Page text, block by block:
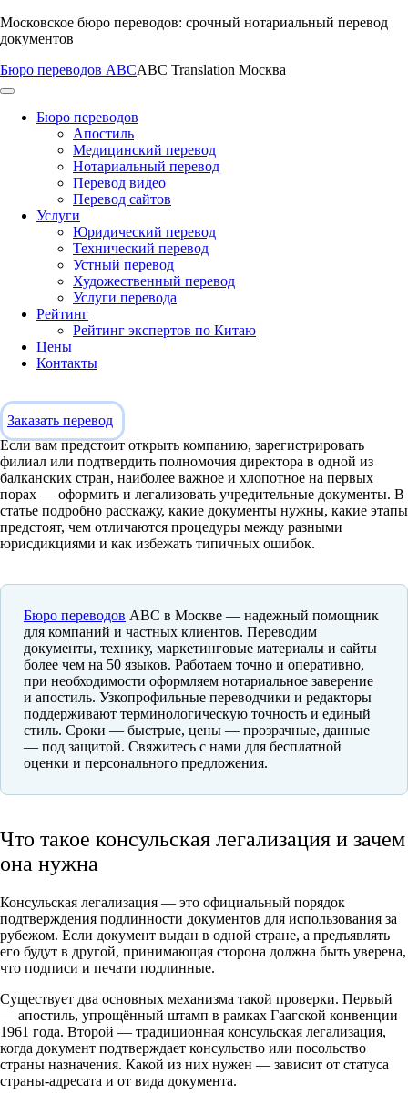
Перейти
к
Московское бюро переводов: срочный нотариальный перевод
документов
Бюро переводов ABCABC Translation Москва
Бюро переводов
Апостиль
Медицинский перевод
Нотариальный перевод
Перевод видео
Перевод сайтов
Услуги
Юридический перевод
Технический перевод
Устный перевод
Художественный перевод
Услуги перевода
Рейтинг
Рейтинг экспертов по Китаю
Цены
Контакты
Заказать перевод
Если вам предстоит открыть компанию, зарегистрировать
филиал или подтвердить полномочия директора в одной из
балканских стран, наиболее важное и хлопотное на первых
порах — оформить и легализовать учредительные документы. В
статье подробно расскажу, какие документы нужны, какие этапы
предстоят, чем отличаются процедуры между разными
юрисдикциями и как избежать типичных ошибок.
Бюро переводов ABC в Москве — надежный помощник
для компаний и частных клиентов. Переводим
документы, технику, маркетинговые материалы и сайты
более чем на 50 языков. Работаем точно и оперативно,
при необходимости оформляем нотариальное заверение
и апостиль. Узкопрофильные переводчики и редакторы
поддерживают терминологическую точность и единый
стиль. Сроки — быстрые, цены — прозрачные, данные
— под защитой. Свяжитесь с нами для бесплатной
оценки и персонального предложения.
Что такое консульская легализация и зачем
она нужна
Консульская легализация — это официальный порядок
подтверждения подлинности документов для использования за
рубежом. Если документ выдан в одной стране, а предъявлять
его будут в другой, принимающая сторона должна быть уверена,
что подписи и печати подлинные.
Существует два основных механизма такой проверки. Первый
— апостиль, упрощённый штамп в рамках Гаагской конвенции
1961 года. Второй — традиционная консульская легализация,
когда документ подтверждает консульство или посольство
страны назначения. Какой из них нужен — зависит от статуса
страны-адресата и от вида документа.